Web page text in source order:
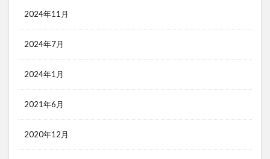
2024年11月
2024年7月
2024年1月
2021年6月
2020年12月